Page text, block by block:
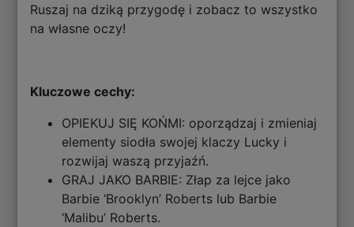
Ruszaj na dziką przygodę i zobacz to wszystko
na własne oczy!
Kluczowe cechy:
OPIEKUJ SIĘ KOŃMI: oporządzaj i zmieniaj
elementy siodła swojej klaczy Lucky i
rozwijaj waszą przyjaźń.
GRAJ JAKO BARBIE: Złap za lejce jako
Barbie ‘Brooklyn’ Roberts lub Barbie
‘Malibu’ Roberts.